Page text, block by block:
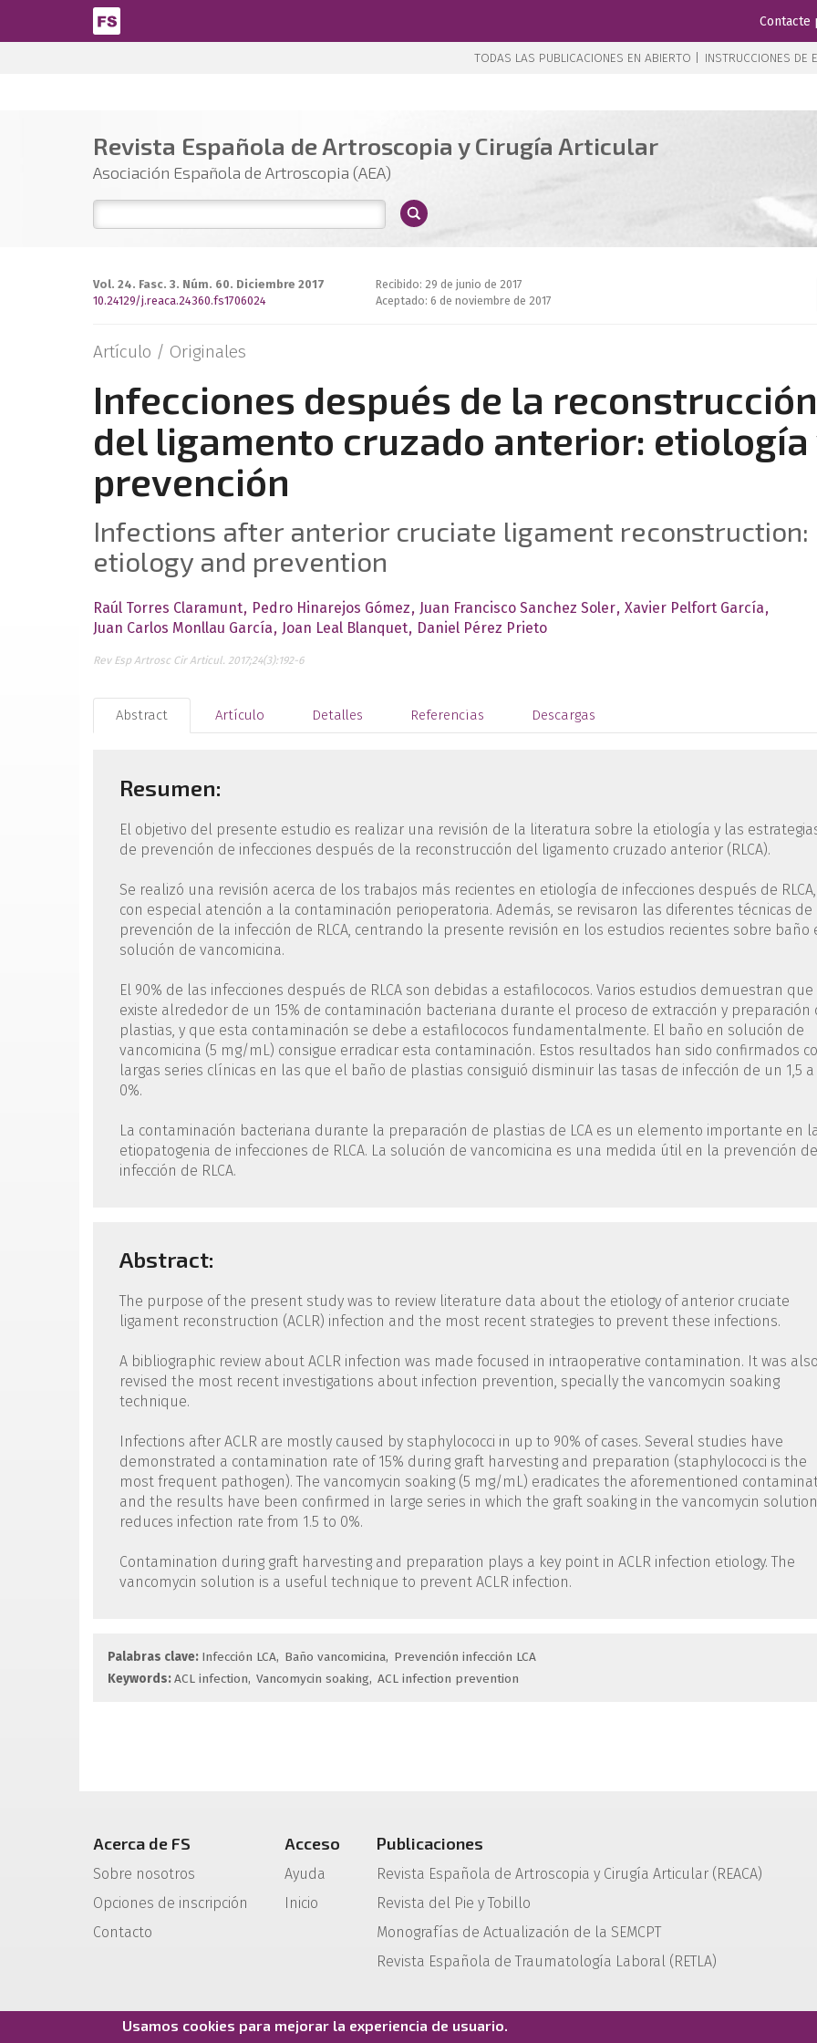
Pasar al contenido principal
Contacte
TODAS LAS PUBLICACIONES EN ABIERTO | INSTRUCCIONES DE
Revista Española de Artroscopia y Cirugía Articular
Asociación Española de Artroscopia (AEA)
Vol. 24. Fasc. 3. Núm. 60. Diciembre 2017
10.24129/j.reaca.24360.fs1706024
Recibido: 29 de junio de 2017
Aceptado: 6 de noviembre de 2017
Artículo / Originales
Infecciones después de la reconstrucción
del ligamento cruzado anterior: etiología
prevención
Infections after anterior cruciate ligament reconstruction:
etiology and prevention
Raúl Torres Claramunt Pedro Hinarejos Gómez Juan Francisco Sanchez Soler Xavier Pelfort García
Juan Carlos Monllau García
Joan Leal Blanquet Daniel Pérez Prieto
Rev Esp Artrosc Cir Articul. 2017;24(3):192-6
Abstract Artículo Detalles Referencias Descargas
Resumen:
El objetivo del presente estudio es realizar una revisión de la literatura sobre la etiología y las
de prevención de infecciones después de la reconstrucción del ligamento cruzado anterior (RLCA).
Se realizó una revisión acerca de los trabajos más recientes en etiología de infecciones después de RLCA,
con especial atención a la contaminación perioperatoria. Además, se revisaron las diferentes técnicas de
prevención de la infección de RLCA, centrando la presente revisión en los estudios recientes sobre baño
solución de vancomicina.
El 90% de las infecciones después de RLCA son debidas a estafilococos. Varios estudios demuestran que
existe alrededor de un 15% de contaminación bacteriana durante el proceso de extracción y preparación
plastias, y que esta contaminación se debe a estafilococos fundamentalmente. El baño en solución de
vancomicina (5 mg/mL) consigue erradicar esta contaminación. Estos resultados han sido confirmados
largas series clínicas en las que el baño de plastias consiguió disminuir las tasas de infección de un 1,5 a
0%.
La contaminación bacteriana durante la preparación de plastias de LCA es un elemento importante en la
etiopatogenia de infecciones de RLCA. La solución de vancomicina es una medida útil en la prevención de
infección de RLCA.
Abstract:
The purpose of the present study was to review literature data about the etiology of anterior cruciate
ligament reconstruction (ACLR) infection and the most recent strategies to prevent these infections.
A bibliographic review about ACLR infection was made focused in intraoperative contamination. It was also
revised the most recent investigations about infection prevention, specially the vancomycin soaking
technique.
Infections after ACLR are mostly caused by staphylococci in up to 90% of cases. Several studies have
demonstrated a contamination rate of 15% during graft harvesting and preparation (staphylococci is the
most frequent pathogen). The vancomycin soaking (5 mg/mL) eradicates the aforementioned
and the results have been confirmed in large series in which the graft soaking in the vancomycin solution
reduces infection rate from 1.5 to 0%.
Contamination during graft harvesting and preparation plays a key point in ACLR infection etiology. The
vancomycin solution is a useful technique to prevent ACLR infection.
Palabras clave: Infección LCA Baño vancomicina Prevención infección LCA
Keywords:ACL infection Vancomycin soaking ACL infection prevention
Acerca de FS
Sobre nosotros
Opciones de inscripción
Contacto
Acceso
Ayuda
Inicio
Publicaciones
Revista Española de Artroscopia y Cirugía Articular (REACA)
Revista del Pie y Tobillo
Monografías de Actualización de la SEMCPT
Revista Española de Traumatología Laboral (RETLA)
Usamos cookies para mejorar la experiencia de usuario.